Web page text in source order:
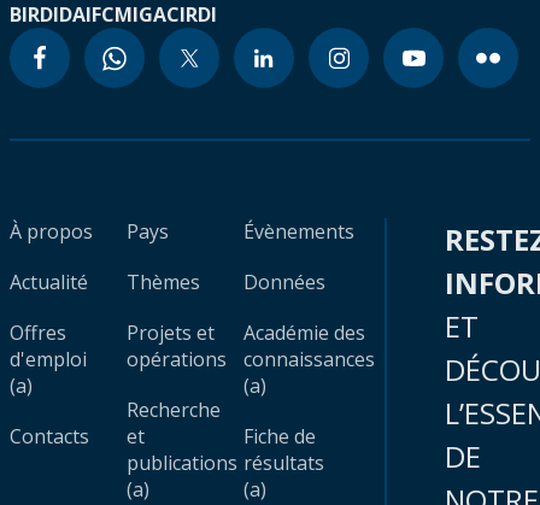
BIRDIDAIFCMIGACIRDI
À propos
Actualité
Offres
d'emploi
(a)
Contacts
Pays
Thèmes
Projets et
opérations
Recherche
et
publications
(a)
Évènements
Données
Académie des
connaissances
(a)
Fiche de
résultats
(a)
ET
DE